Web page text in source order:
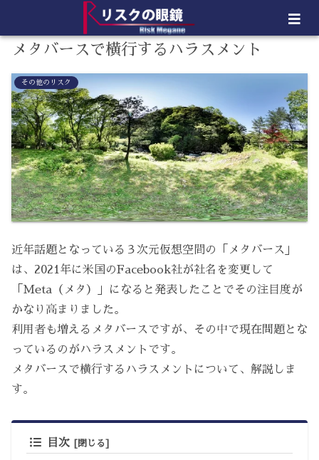
メタバースで横行するハラスメント
その他のリスク
近年話題となっている３次元仮想空間の「メタバース」
は、2021年に米国のFacebook社が社名を変更して
「Meta（メタ）」になると発表したことでその注目度が
かなり高まりました。
利用者も増えるメタバースですが、その中で現在問題とな
っているのがハラスメントです。
メタバースで横行するハラスメントについて、解説しま
す。
目次